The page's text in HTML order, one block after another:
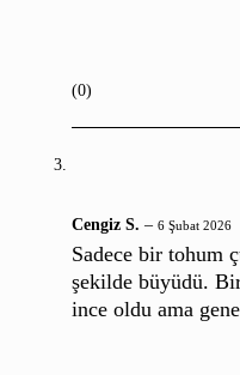
(0)
Cengiz S. – 6 Şubat 2026
Sadece bir tohum
şekilde büyüdü.
ince oldu ama